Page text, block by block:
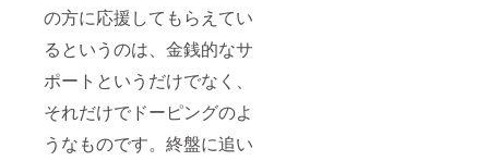
の方に応援してもらえてい
るというのは、金銭的なサ
ポートというだけでなく、
それだけでドーピングのよ
うなものです。終盤に追い